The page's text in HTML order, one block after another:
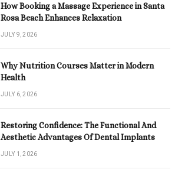
How Booking a Massage Experience in Santa
Rosa Beach Enhances Relaxation
JULY 9, 2026
Why Nutrition Courses Matter in Modern
Health
JULY 6, 2026
Restoring Confidence: The Functional And
Aesthetic Advantages Of Dental Implants
JULY 1, 2026